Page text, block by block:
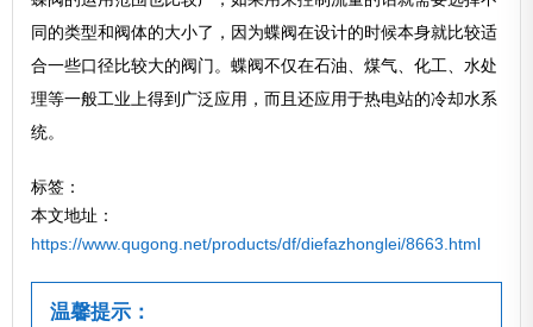
同的类型和阀体的大小了，因为蝶阀在设计的时候本身就比较适
合一些口径比较大的阀门。蝶阀不仅在石油、煤气、化工、水处
理等一般工业上得到广泛应用，而且还应用于热电站的冷却水系
统。
标签：
本文地址：
https://www.qugong.net/products/df/diefazhonglei/8663.html
温馨提示：